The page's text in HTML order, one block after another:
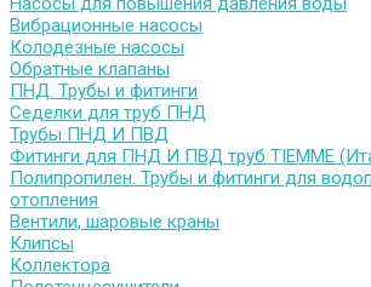
Вибрационные насосы
Колодезные насосы
Обратные клапаны
ПНД. Трубы и фитинги
Седелки для труб ПНД
Трубы ПНД И ПВД
Фитинги для ПНД И ПВД труб TIEMME
Полипропилен. Трубы и фитинги для
отопления
Вентили, шаровые краны
Клипсы
Коллектора